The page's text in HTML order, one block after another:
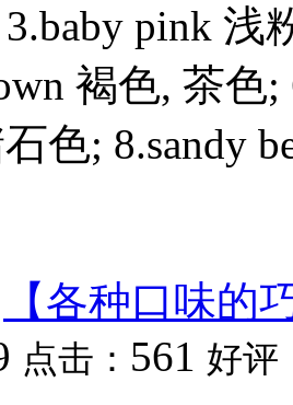
pink 浅
褐色, 茶色;
色; 8.sandy
【各种口味的
点击： 561 好评